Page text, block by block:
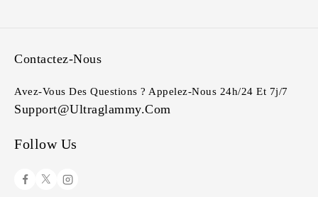
Contactez-Nous
Avez-Vous Des Questions ? Appelez-Nous 24h/24 Et 7j/7
Support@ultraglammy.com
Follow Us